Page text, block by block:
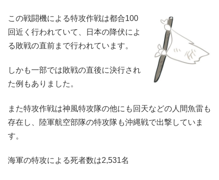
この戦闘機による特攻作戦は都合100
回近く行われていて、日本の降伏によ
る敗戦の直前まで行われています。
しかも一部では敗戦の直後に決行され
た例もありました。
また特攻作戦は神風特攻隊の他にも回天などの人間魚雷も
存在し、陸軍航空部隊の特攻隊も沖縄戦で出撃していま
す。
海軍の特攻による死者数は2,531名